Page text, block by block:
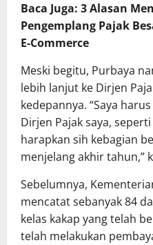
Baca Juga: 3 Alasan
Pengemplang Pajak
E-Commerce
Meski begitu, Purbaya
lebih lanjut ke Dirjen
kedepannya. “Saya
Dirjen Pajak saya,
harapkan sih kebagian
menjelang akhir tahun,”
Sebelumnya,
mencatat sebanyak 84
kelas kakap yang telah
telah melakukan